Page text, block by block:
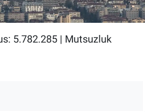
5.782.285 | Mutsuzluk